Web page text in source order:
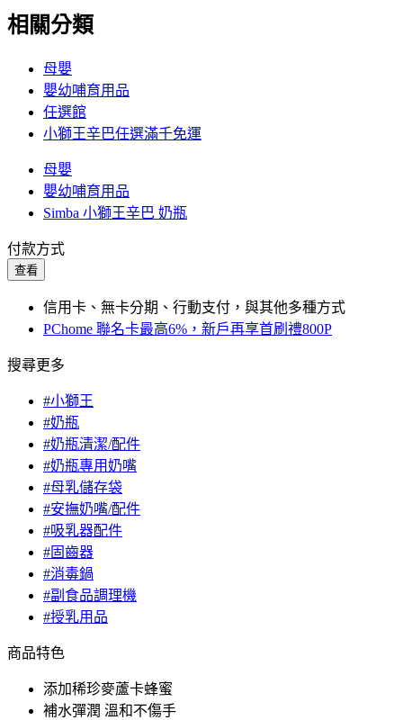
相關分類
母嬰
嬰幼哺育用品
任選館
小獅王辛巴任選滿千免運
母嬰
嬰幼哺育用品
Simba 小獅王辛巴 奶瓶
付款方式
查看
信用卡、無卡分期、行動支付，與其他多種方式
PChome 聯名卡最高6%，新戶再享首刷禮800P
搜尋更多
#小獅王
#奶瓶
#奶瓶清潔/配件
#奶瓶專用奶嘴
#母乳儲存袋
#安撫奶嘴/配件
#吸乳器配件
#固齒器
#消毒鍋
#副食品調理機
#授乳用品
商品特色
添加稀珍麥蘆卡蜂蜜
補水彈潤 溫和不傷手